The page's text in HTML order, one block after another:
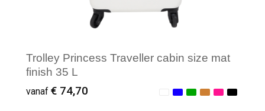
Trolley Princess Traveller cabin size mat
finish 35 L
vanaf € 74,70